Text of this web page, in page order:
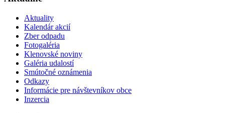
Aktuality
Kalendár akcií
Zber odpadu
Fotogaléria
Klenovské noviny
Galéria udalostí
Smútočné oznámenia
Odkazy
Informácie pre návštevníkov obce
Inzercia